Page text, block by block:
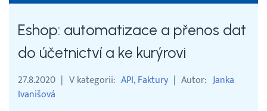
Eshop: automatizace a přenos dat
do účetnictví a ke kurýrovi
27.8.2020 V kategorii API Faktury Autor Janka
Ivanišová